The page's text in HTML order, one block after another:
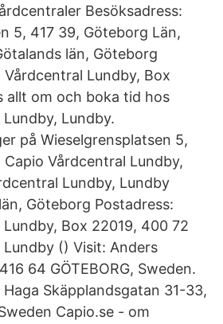
Besöksadress:
5, 417 39, Göteborg Län,
län, Göteborg
Vårdcentral Lundby, Box
allt om och boka tid hos
Lundby.
på Wieselgrensplatsen 5,
Vårdcentral Lundby,
Lundby, Lundby
Göteborg Postadress:
Box 22019, 400 72
() Visit: Anders
64 GÖTEBORG, Sweden.
Skäpplandsgatan 31-33,
Capio.se - om